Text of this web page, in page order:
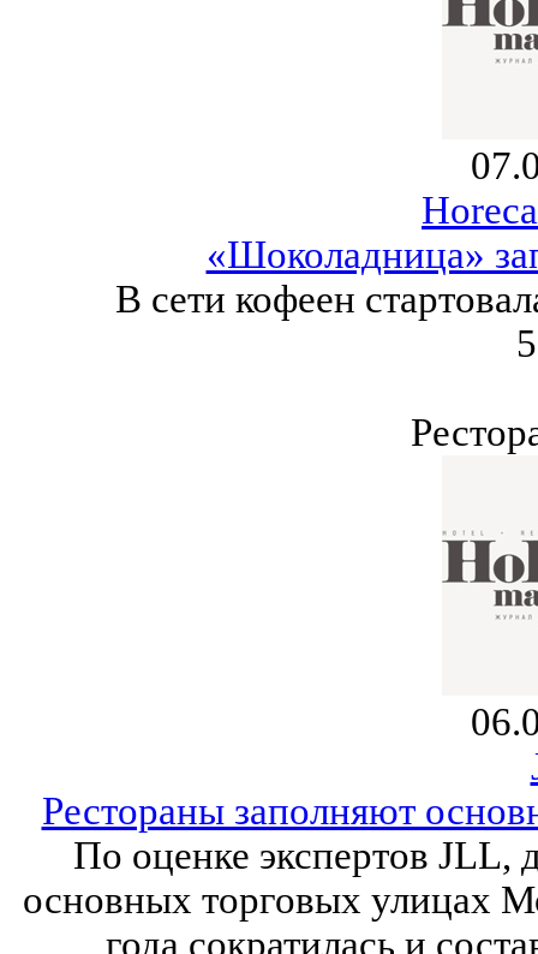
«Шоколадница»
В сети кофеен
Рестораны заполняют
По оценке экспертов
основных торговых улицах
года сократилась и